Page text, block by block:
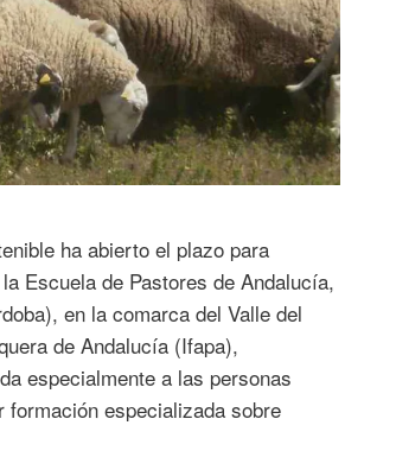
ha abierto el plazo para
Escuela de Pastores de Andalucía,
en la comarca del Valle del
de Andalucía (Ifapa),
especialmente a las personas
especializada sobre